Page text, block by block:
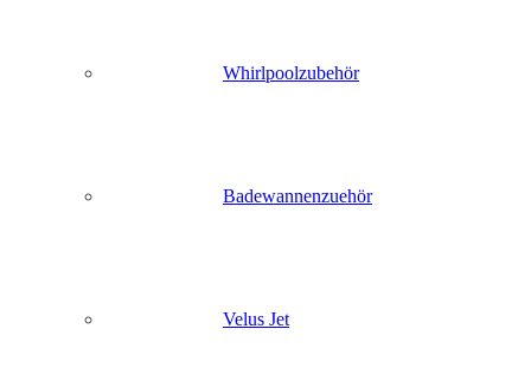
Whirlpoolzubehör
Badewannenzuehör
Velus Jet